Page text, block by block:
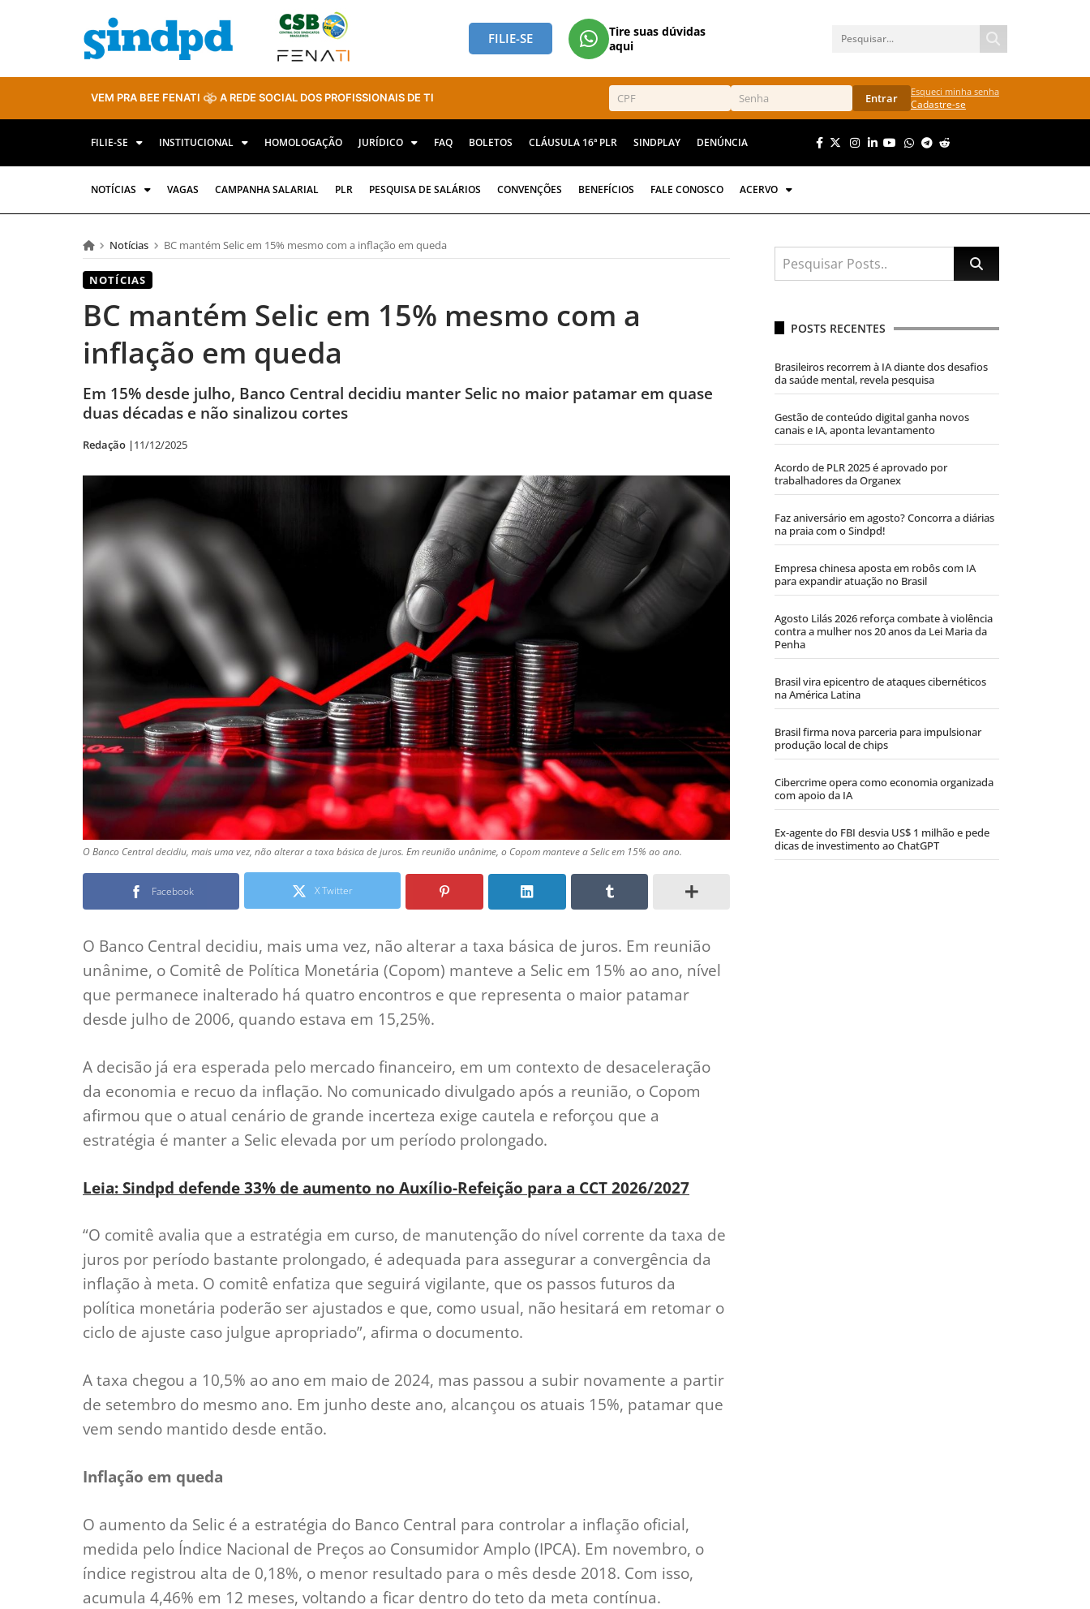
FILIE-SE
Tire suas dúvidas
aqui
VEM PRA BEE FENATI A REDE SOCIAL DOS PROFISSIONAIS DE TI Entrar Esqueci minha senha
Cadastre-se
FILIE-SE INSTITUCIONAL HOMOLOGAÇÃO JURÍDICO FAQ BOLETOS CLÁUSULA 16ª PLR SINDPLAY DENÚNCIA
NOTÍCIAS VAGAS CAMPANHA SALARIAL PLR PESQUISA DE SALÁRIOS CONVENÇÕES BENEFÍCIOS FALE CONOSCO ACERVO
Notícias BC mantém Selic em 15% mesmo com a inflação em queda
NOTÍCIAS
BC mantém Selic em 15% mesmo com a
inflação em queda
Em 15% desde julho, Banco Central decidiu manter Selic no maior patamar em quase
duas décadas e não sinalizou cortes
Redação |11/12/2025
O Banco Central decidiu, mais uma vez, não alterar a taxa básica de juros. Em reunião unânime, o Copom manteve a Selic em 15% ao ano.
Facebook X Twitter
O Banco Central decidiu, mais uma vez, não alterar a taxa básica de juros. Em reunião
unânime, o Comitê de Política Monetária (Copom) manteve a Selic em 15% ao ano, nível
que permanece inalterado há quatro encontros e que representa o maior patamar
desde julho de 2006, quando estava em 15,25%.
A decisão já era esperada pelo mercado financeiro, em um contexto de desaceleração
da economia e recuo da inflação. No comunicado divulgado após a reunião, o Copom
afirmou que o atual cenário de grande incerteza exige cautela e reforçou que a
estratégia é manter a Selic elevada por um período prolongado.
Leia: Sindpd defende 33% de aumento no Auxílio-Refeição para a CCT 2026/2027
“O comitê avalia que a estratégia em curso, de manutenção do nível corrente da taxa de
juros por período bastante prolongado, é adequada para assegurar a convergência da
inflação à meta. O comitê enfatiza que seguirá vigilante, que os passos futuros da
política monetária poderão ser ajustados e que, como usual, não hesitará em retomar o
ciclo de ajuste caso julgue apropriado”, afirma o documento.
A taxa chegou a 10,5% ao ano em maio de 2024, mas passou a subir novamente a partir
de setembro do mesmo ano. Em junho deste ano, alcançou os atuais 15%, patamar que
vem sendo mantido desde então.
Inflação em queda
O aumento da Selic é a estratégia do Banco Central para controlar a inflação oficial,
medida pelo Índice Nacional de Preços ao Consumidor Amplo (IPCA). Em novembro, o
índice registrou alta de 0,18%, o menor resultado para o mês desde 2018. Com isso,
acumula 4,46% em 12 meses, voltando a ficar dentro do teto da meta contínua.
POSTS RECENTES
Brasileiros recorrem à IA diante dos desafios
da saúde mental, revela pesquisa
Gestão de conteúdo digital ganha novos
canais e IA, aponta levantamento
Acordo de PLR 2025 é aprovado por
trabalhadores da Organex
Faz aniversário em agosto? Concorra a diárias
na praia com o Sindpd!
Empresa chinesa aposta em robôs com IA
para expandir atuação no Brasil
Agosto Lilás 2026 reforça combate à violência
contra a mulher nos 20 anos da Lei Maria da
Penha
Brasil vira epicentro de ataques cibernéticos
na América Latina
Brasil firma nova parceria para impulsionar
produção local de chips
Cibercrime opera como economia organizada
com apoio da IA
Ex-agente do FBI desvia US$ 1 milhão e pede
dicas de investimento ao ChatGPT